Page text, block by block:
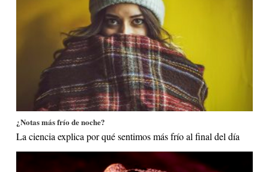
¿Notas más frío de noche?
La ciencia explica por qué sentimos más frío al final del día